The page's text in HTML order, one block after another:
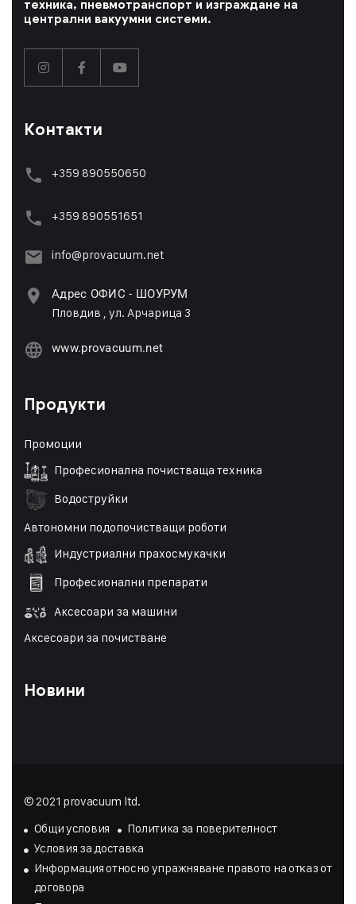
техника, пневмотранспорт и изграждане на
централни вакуумни системи.
Контакти
+359 890550650
+359 890551651
info@provacuum.net
Адрес ОФИС - ШОУРУМ
Пловдив , ул. Арчарица 3
www.provacuum.net
Продукти
Промоции
Професионална почистваща техника
Водоструйки
Автономни подопочистващи роботи
Индустриални прахосмукачки
Професионални препарати
Аксесоари за машини
Аксесоари за почистване
Новини
© 2021 provacuum ltd.
Общи условия
Политика за поверителност
Условия за доставка
Инфopмaция oтнocнo yпpaжнявaнe пpaвoтo нa oтĸaз oт
дoгoвopa